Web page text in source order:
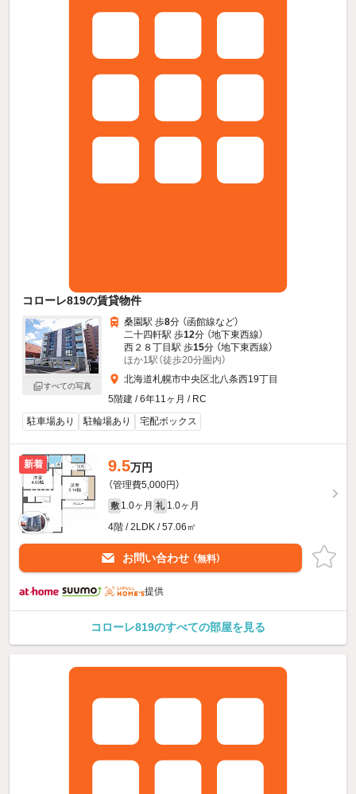
コローレ819の賃貸物件
すべての写真
桑園駅 歩8分 （函館線など）
二十四軒駅 歩12分 （地下東西線）
西２８丁目駅 歩15分 （地下東西線）
ほか1駅（徒歩20分圏内）
北海道札幌市中央区北八条西19丁目
5階建 / 6年11ヶ月 / RC
駐車場あり
駐輪場あり 宅配ボックス
新着 9.5万円
（管理費5,000円）
敷 1.0ヶ月 礼 1.0ヶ月
4階 / 2LDK / 57.06㎡
お問い合わせ （無料）
提供
コローレ819のすべての部屋を見る